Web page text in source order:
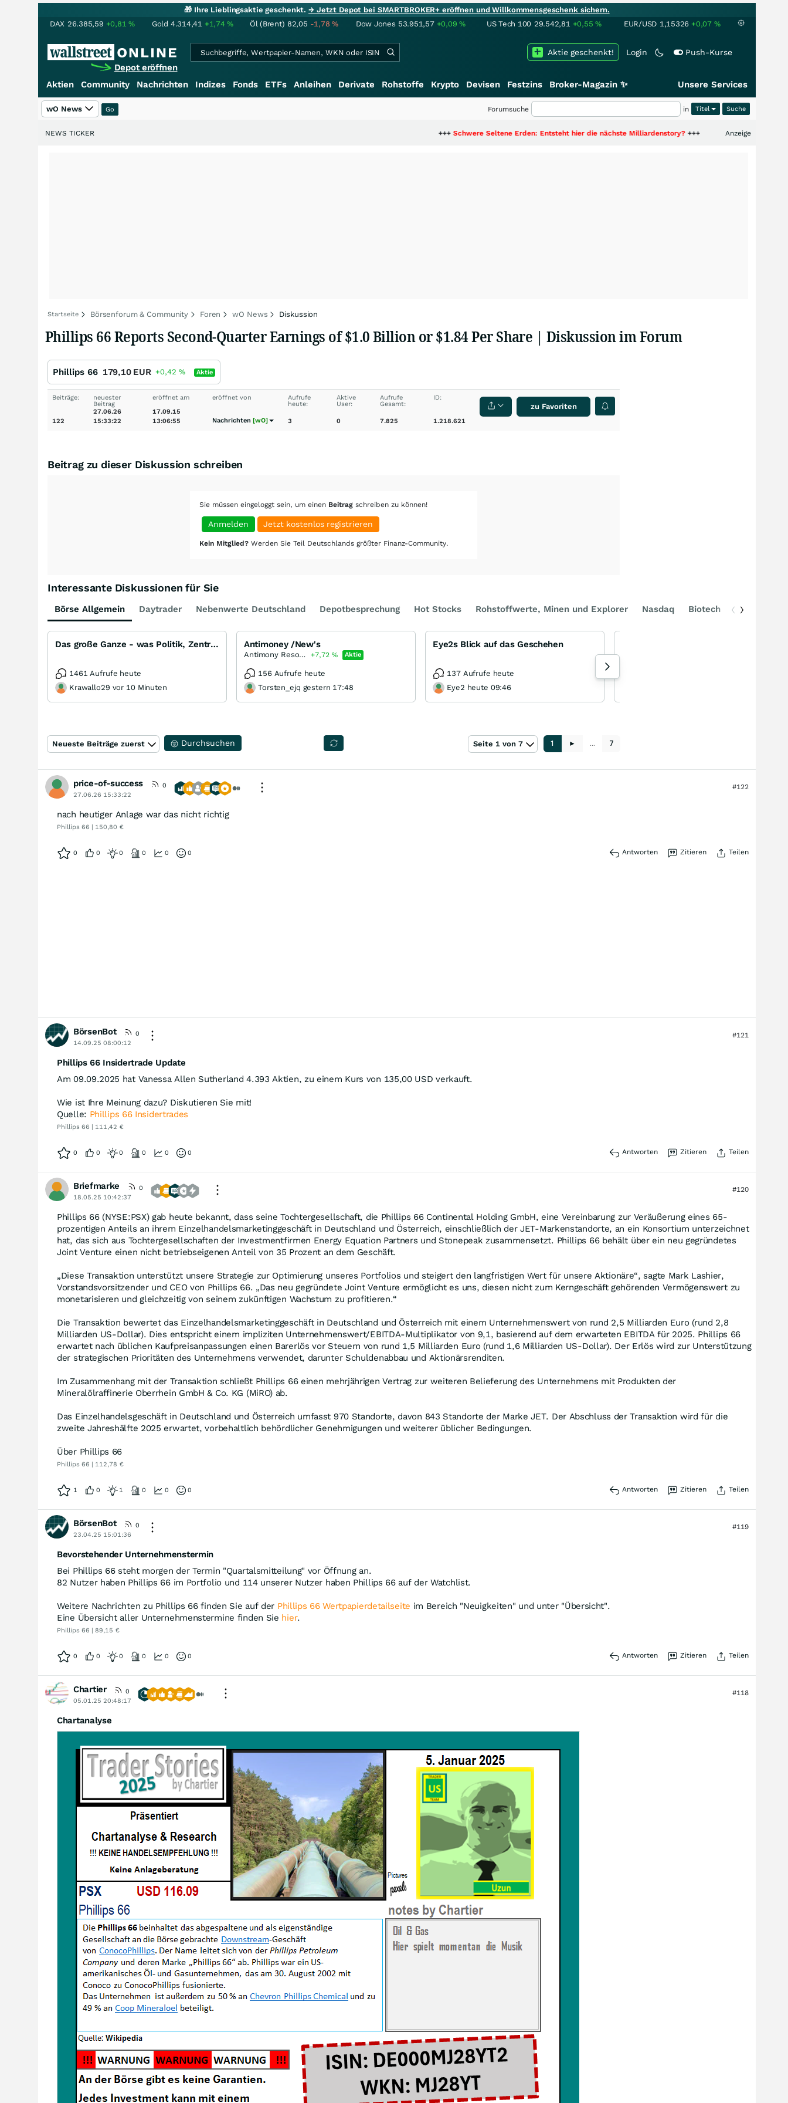
🎁 Ihre Lieblingsaktie geschenkt.→ Jetzt Depot bei SMARTBROKER+ eröffnen und Willkommensgeschenk sichern.
DAX 26.385,59 +0,81% Gold 4.314,41 +1,74% Öl (Brent) 82,05 -1,78% Dow Jones 53.951,57 +0,09% US Tech 100 29.542,81 +0,55% EUR/USD 1,15326 +0,07 %
Depot eröffnen
Login Push-Kurse
Aktie geschenkt!
Aktien Community Nachrichten Indizes Fonds ETFs Anleihen Derivate Rohstoffe Krypto Devisen Festzins Broker-Magazin ✨ Unsere Services
wO News Forumsuche in Titel
Schwere Seltene Erden: Entsteht hier die nächste Milliardenstory?+++ Anzeige
NEWS TICKER
Startseite Börsenforum & Community Foren wO News Diskussion
Phillips 66 Reports Second-Quarter Earnings of $1.0 Billion or $1.84 Per Share | Diskussion im Forum
Phillips 66 179,10 EUR +0,42 % Aktie
Beiträge:
122
neuester
Beitrag
27.06.26
15:33:22
eröffnet am
17.09.15
13:06:55
eröffnet von
Nachrichten [wO]
Aufrufe
heute:
3
Aktive
User:
0
Aufrufe
Gesamt:
7.825
ID:
1.218.621
zu Favoriten
Beitrag zu dieser Diskussion schreiben
Sie müssen eingeloggt sein, um einen Beitrag schreiben zu können!
Anmelden Jetzt kostenlos registrieren
Kein Mitglied? Werden Sie Teil Deutschlands größter Finanz-Community.
Interessante Diskussionen für Sie
Börse Allgemein Daytrader Nebenwerte Deutschland Depotbesprechung Hot Stocks Rohstoffwerte, Minen und Explorer Nasdaq Biotech DAX
Das große Ganze - was Politik, Zentralbanken, Trends, Medien und Gesellschaft mit Aktien, Rohstoffen
1461 Aufrufe heute
Krawallo29 vor 10 Minuten
Antimoney /New's
Antimony Resources +7,72% Aktie
156 Aufrufe heute
Torsten_ejq gestern 17:48
Eye2s Blick auf das Geschehen
137 Aufrufe heute
Eye2 heute 09:46
Neueste Beiträge zuerst Durchsuchen 1 ► … 7
Seite 1 von 7
price-of-success
0
27.06.26 15:33:22
#122
nach heutiger Anlage war das nicht richtig
Phillips 66 | 150,80 €
0 0 0 0 0 0 Antworten Zitieren Teilen
BörsenBot
0
14.09.25 08:00:12
#121
Phillips 66 Insidertrade Update
Am 09.09.2025 hat Vanessa Allen Sutherland 4.393 Aktien, zu einem Kurs von 135,00 USD verkauft.
Wie ist Ihre Meinung dazu? Diskutieren Sie mit!
Quelle: Phillips 66 Insidertrades
Phillips 66 | 111,42 €
0 0 0 0 0 0 Antworten Zitieren Teilen
Briefmarke
0
18.05.25 10:42:37
#120
Phillips 66 (NYSE:PSX) gab heute bekannt, dass seine Tochtergesellschaft, die Phillips 66 Continental Holding GmbH, eine Vereinbarung zur Veräußerung eines 65-
prozentigen Anteils an ihrem Einzelhandelsmarketinggeschäft in Deutschland und Österreich, einschließlich der JET-Markenstandorte, an ein Konsortium unterzeichnet
hat, das sich aus Tochtergesellschaften der Investmentfirmen Energy Equation Partners und Stonepeak zusammensetzt. Phillips 66 behält über ein neu gegründetes
Joint Venture einen nicht betriebseigenen Anteil von 35 Prozent an dem Geschäft.
„Diese Transaktion unterstützt unsere Strategie zur Optimierung unseres Portfolios und steigert den langfristigen Wert für unsere Aktionäre“, sagte Mark Lashier,
Vorstandsvorsitzender und CEO von Phillips 66. „Das neu gegründete Joint Venture ermöglicht es uns, diesen nicht zum Kerngeschäft gehörenden Vermögenswert zu
monetarisieren und gleichzeitig von seinem zukünftigen Wachstum zu profitieren.“
Die Transaktion bewertet das Einzelhandelsmarketinggeschäft in Deutschland und Österreich mit einem Unternehmenswert von rund 2,5 Milliarden Euro (rund 2,8
Milliarden US-Dollar). Dies entspricht einem impliziten Unternehmenswert/EBITDA-Multiplikator von 9,1, basierend auf dem erwarteten EBITDA für 2025. Phillips 66
erwartet nach üblichen Kaufpreisanpassungen einen Barerlös vor Steuern von rund 1,5 Milliarden Euro (rund 1,6 Milliarden US-Dollar). Der Erlös wird zur Unterstützung
der strategischen Prioritäten des Unternehmens verwendet, darunter Schuldenabbau und Aktionärsrenditen.
Im Zusammenhang mit der Transaktion schließt Phillips 66 einen mehrjährigen Vertrag zur weiteren Belieferung des Unternehmens mit Produkten der
Mineralölraffinerie Oberrhein GmbH & Co. KG (MiRO) ab.
Das Einzelhandelsgeschäft in Deutschland und Österreich umfasst 970 Standorte, davon 843 Standorte der Marke JET. Der Abschluss der Transaktion wird für die
zweite Jahreshälfte 2025 erwartet, vorbehaltlich behördlicher Genehmigungen und weiterer üblicher Bedingungen.
Über Phillips 66
Phillips 66 | 112,78 €
1 0 1 0 0 0 Antworten Zitieren Teilen
BörsenBot
0
23.04.25 15:01:36
#119
Bevorstehender Unternehmenstermin
Bei Phillips 66 steht morgen der Termin "Quartalsmitteilung" vor Öffnung an.
82 Nutzer haben Phillips 66 im Portfolio und 114 unserer Nutzer haben Phillips 66 auf der Watchlist.
Weitere Nachrichten zu Phillips 66 finden Sie auf der Phillips 66 Wertpapierdetailseite im Bereich "Neuigkeiten" und unter "Übersicht".
Eine Übersicht aller Unternehmenstermine finden Sie hier.
Phillips 66 | 89,15 €
0 0 0 0 0 0 Antworten Zitieren Teilen
Chartier
0
05.01.25 20:48:17
#118
Chartanalyse